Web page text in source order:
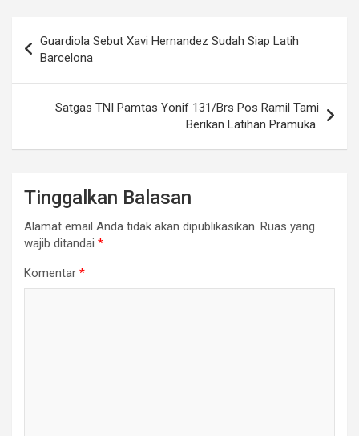
pos
Guardiola Sebut Xavi Hernandez Sudah Siap Latih
Barcelona
Satgas TNI Pamtas Yonif 131/Brs Pos Ramil Tami
Berikan Latihan Pramuka
Tinggalkan Balasan
Alamat email Anda tidak akan dipublikasikan. Ruas yang
wajib ditandai *
Komentar *